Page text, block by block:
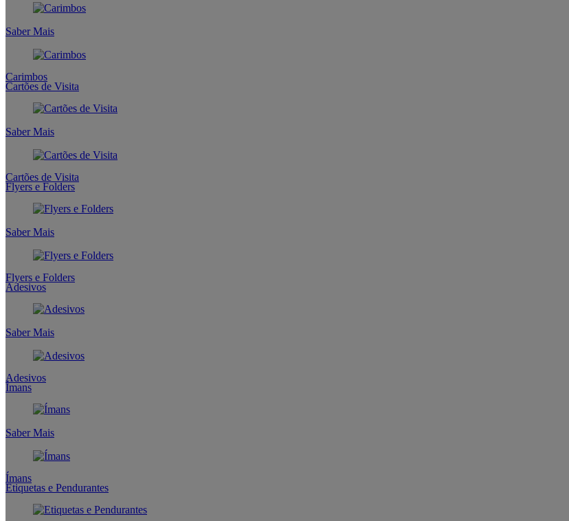
Saber Mais
Carimbos
Cartões de Visita
Saber Mais
Cartões de Visita
Flyers e Folders
Saber Mais
Flyers e Folders
Adesivos
Saber Mais
Adesivos
Ímans
Saber Mais
Ímans
Etiquetas e Pendurantes